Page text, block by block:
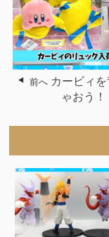
前へ カービィ
ゃおう！